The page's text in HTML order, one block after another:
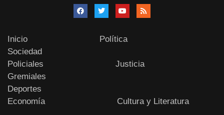
Inicio
Política
Sociedad
Policiales
Justicia
Gremiales
Deportes
Economía
Cultura y Literatura